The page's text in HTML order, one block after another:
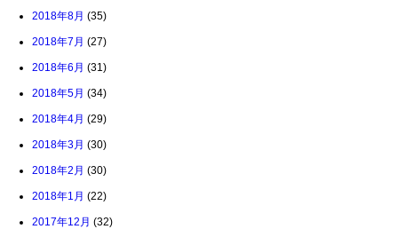
2018年8月 (35)
2018年7月 (27)
2018年6月 (31)
2018年5月 (34)
2018年4月 (29)
2018年3月 (30)
2018年2月 (30)
2018年1月 (22)
2017年12月 (32)